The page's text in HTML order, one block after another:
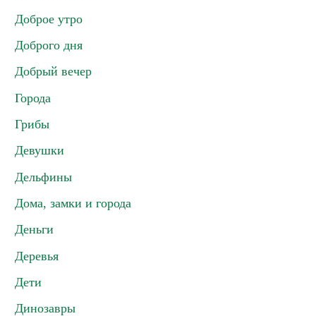
Доброе утро
Доброго дня
Добрый вечер
Города
Грибы
Девушки
Дельфины
Дома, замки и города
Деньги
Деревья
Дети
Динозавры